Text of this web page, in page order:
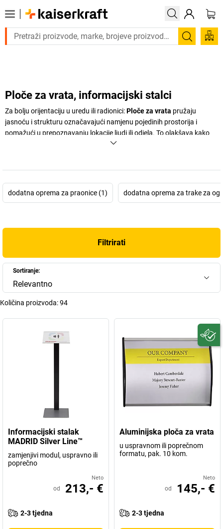
Trebate proizvod hitno? Pogledajte našu ponudu proizvoda s
Ploče za vrata, informacijski stalci
Za bolju orijentaciju u uredu ili radionici:Ploče za vrata pružaju
jasnoću i strukturu označavajući namjenu pojedinih prostorija i
pomažući u prepoznavanju lokacije ljudi ili odjela. To olakšava kako
zaposlenicima tako i posjetiteljima brzo snalaženje. Bilo da se radi o
+Prikaži više
dodatna oprema za praonice (1) dodatna oprema za trake za
Filtrirati
Sortiranje:
Relevantno
Količina proizvoda:94
Informacijski stalak
MADRID Silver Line™
zamjenjivi modul, uspravno ili
poprečno
Neto
od 213,- €
2-3 tjedna
Aluminijska ploča za vrata
u uspravnom ili poprečnom
formatu, pak. 10 kom.
Neto
od 145,- €
2-3 tjedna